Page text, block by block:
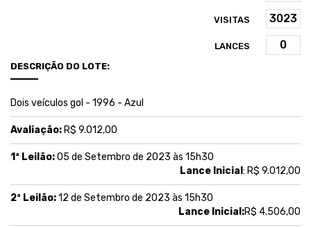
VISITAS
LANCES
DESCRIÇÃO DO LOTE:
Dois veículos gol - 1996 - Azul
Avaliação: R$ 9.012,00
1ª Leilão:05 de Setembro de 2023 às 15h30
Lance Inicial : R$ 9.012,00
2ª Leilão:12 de Setembro de 2023 às 15h30
Lance Inicial:R$ 4.506,00